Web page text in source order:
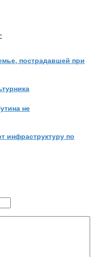
пострадавшей при
не
инфраструктуру по